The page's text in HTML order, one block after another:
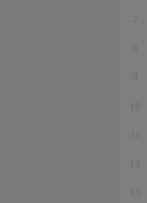
7
8
9
10
12
13